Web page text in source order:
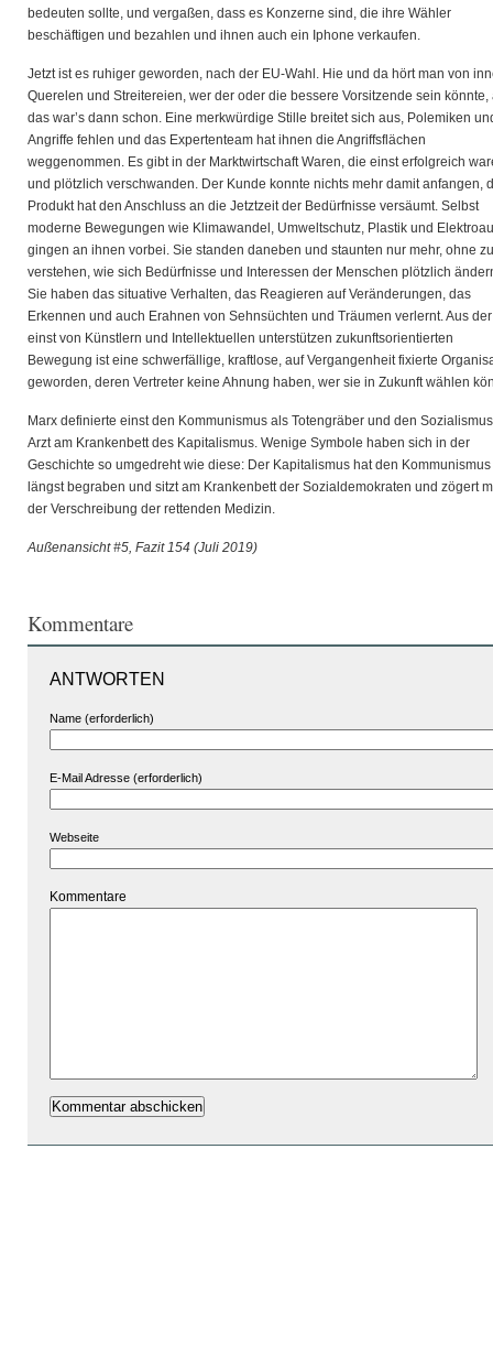
bedeuten sollte, und vergaßen, dass es Konzerne sind, die ihre Wähler
beschäftigen und bezahlen und ihnen auch ein Iphone verkaufen.
Jetzt ist es ruhiger geworden, nach der EU-Wahl. Hie und da hört man von
Querelen und Streitereien, wer der oder die bessere Vorsitzende sein könnte,
das war’s dann schon. Eine merkwürdige Stille breitet sich aus, Polemiken
Angriffe fehlen und das Expertenteam hat ihnen die Angriffsflächen
weggenommen. Es gibt in der Marktwirtschaft Waren, die einst erfolgreich
und plötzlich verschwanden. Der Kunde konnte nichts mehr damit anfangen,
Produkt hat den Anschluss an die Jetztzeit der Bedürfnisse versäumt. Selbst
moderne Bewegungen wie Klimawandel, Umweltschutz, Plastik und
gingen an ihnen vorbei. Sie standen daneben und staunten nur mehr, ohne zu
verstehen, wie sich Bedürfnisse und Interessen der Menschen plötzlich
Sie haben das situative Verhalten, das Reagieren auf Veränderungen, das
Erkennen und auch Erahnen von Sehnsüchten und Träumen verlernt. Aus der
einst von Künstlern und Intellektuellen unterstützen zukunftsorientierten
Bewegung ist eine schwerfällige, kraftlose, auf Vergangenheit fixierte
geworden, deren Vertreter keine Ahnung haben, wer sie in Zukunft wählen
Marx definierte einst den Kommunismus als Totengräber und den
Arzt am Krankenbett des Kapitalismus. Wenige Symbole haben sich in der
Geschichte so umgedreht wie diese: Der Kapitalismus hat den Kommunismus
längst begraben und sitzt am Krankenbett der Sozialdemokraten und zögert
der Verschreibung der rettenden Medizin.
Außenansicht #5, Fazit 154 (Juli 2019)
Kommentare
ANTWORTEN
Name (erforderlich)
E-Mail Adresse (erforderlich)
Webseite
Kommentare